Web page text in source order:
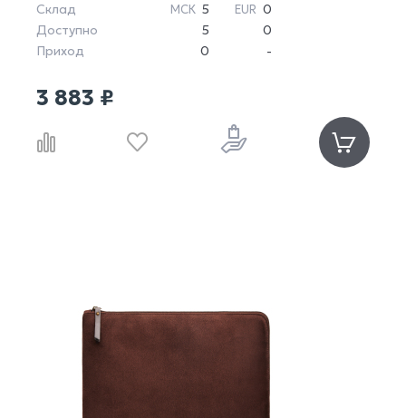
Склад МСК 5 EUR 0
Доступно
5
0
Приход
0 -
3 883 ₽